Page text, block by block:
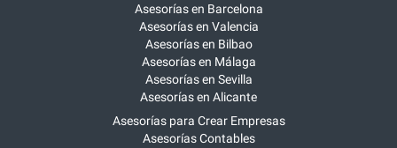
Asesorías en Barcelona
Asesorías en Valencia
Asesorías en Bilbao
Asesorías en Málaga
Asesorías en Sevilla
Asesorías en Alicante
Asesorías para Crear Empresas
Asesorías Contables